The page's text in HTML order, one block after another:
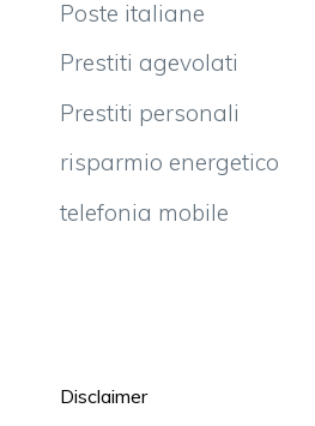
Poste italiane
Prestiti agevolati
Prestiti personali
risparmio energetico
telefonia mobile
Disclaimer